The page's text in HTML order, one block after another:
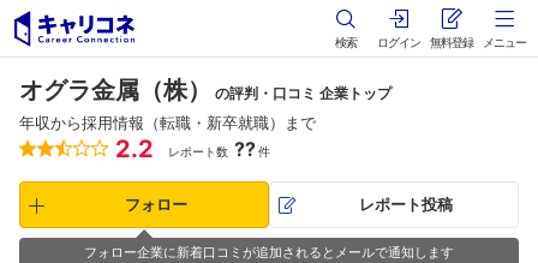
検索 ログイン 無料登録 メニュー
オグラ金属（株） の評判・口コミ 企業トップ
年収から採用情報（転職・新卒就職）まで
2.2 レポート数 ??件
フォロー レポート投稿
フォロー企業に新着口コミが追加されるとメールで通知します